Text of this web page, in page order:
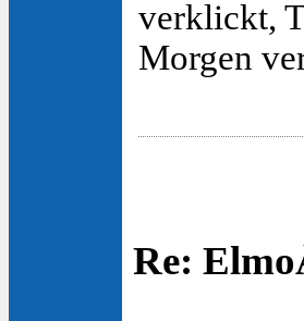
verklickt,
Morgen
Re: